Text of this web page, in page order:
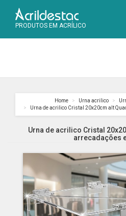
PRODUTOS EM ACRÍLICO
Home Urna acrilico
Urna de acrilico Cristal 20x20cm alt
Urna de acrilico Cristal
arrecadações